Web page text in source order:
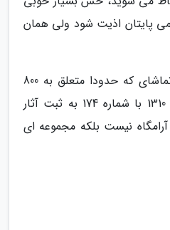
پایتان اذیت شود ولی همان
باید بدانید که این جاذبه تماشای که حدودا متعلق به 800
سال پیش است و در سال 1310 با شماره 174 به ثبت آثار
نیست بلکه مجموعه ای